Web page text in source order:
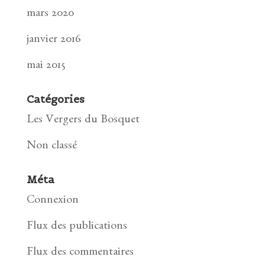
mars 2020
janvier 2016
mai 2015
Catégories
Les Vergers du Bosquet
Non classé
Méta
Connexion
Flux des publications
Flux des commentaires